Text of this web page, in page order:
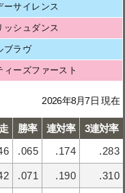
ーサイレンス
ッシュダンス
ブラヴ
ィーズファースト
2026年8月7日 現在
勝率 連対率
3連対率
.065 .174 .283
.071 .190 .310